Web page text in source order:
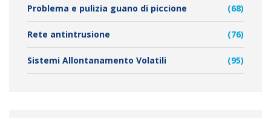
Problema e pulizia guano di piccione (68)
Rete antintrusione (76)
Sistemi Allontanamento Volatili (95)